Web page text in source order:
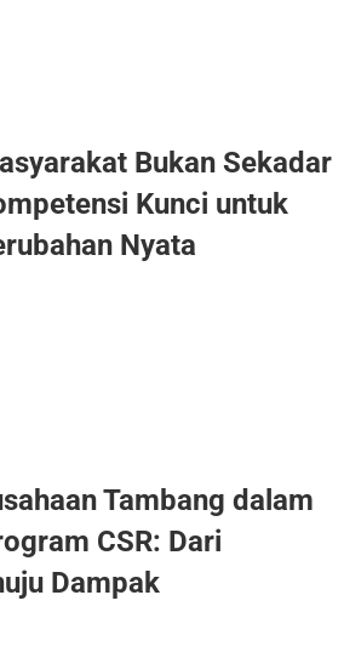
Bukan Sekadar
Kunci untuk
Nyata
Tambang dalam
CSR: Dari
Dampak